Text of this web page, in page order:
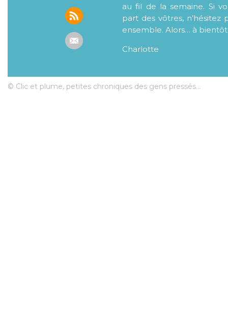
au fil de la semaine. Si
part des vôtres, n’hésitez
ensemble. Alors… à bientôt
Charlotte
© Clic et plume, petites chroniques des gens pressés...